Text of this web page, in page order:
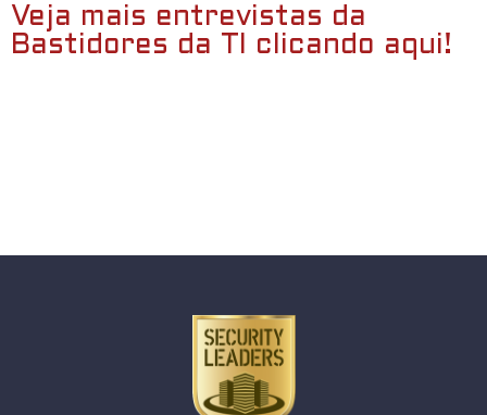
Veja mais entrevistas da
Bastidores da TI clicando aqui!